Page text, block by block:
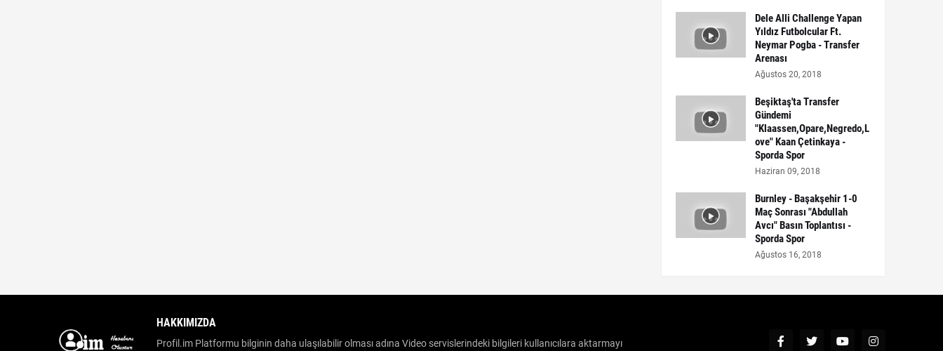
Dele Alli Challenge Yapan
Yıldız Futbolcular Ft.
Neymar Pogba - Transfer
Arenası
Ağustos 20, 2018
Beşiktaş'ta Transfer
Gündemi
"Klaassen,Opare,Negredo,L
ove" Kaan Çetinkaya -
Sporda Spor
Haziran 09, 2018
Burnley - Başakşehir 1-0
Maç Sonrası "Abdullah
Avcı" Basın Toplantısı -
Sporda Spor
Ağustos 16, 2018
HAKKIMIZDA
Profil.im Platformu bilginin daha ulaşılabilir olması adına Video servislerindeki bilgileri kullanıcılara aktarmayı